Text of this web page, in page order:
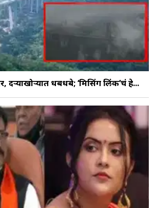
दऱ्याखोऱ्यात धबधबे; ‘मिसिंग लिंक’चं हे...